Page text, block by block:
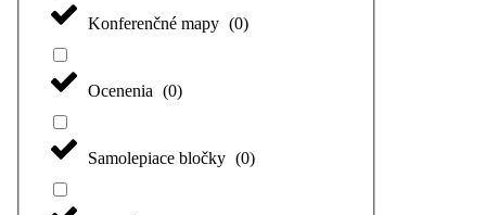
Konferenčné mapy (0)
Ocenenia (0)
Samolepiace bločky (0)